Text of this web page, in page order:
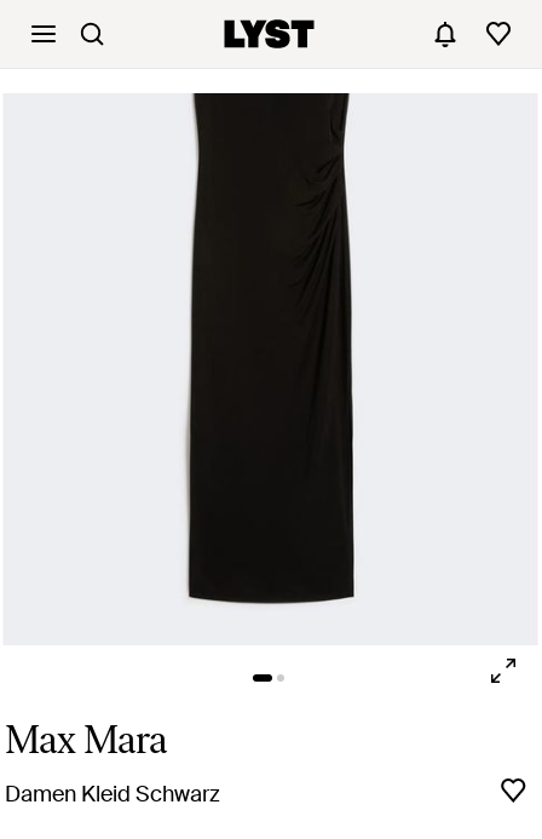
Max Mara
Damen Kleid Schwarz